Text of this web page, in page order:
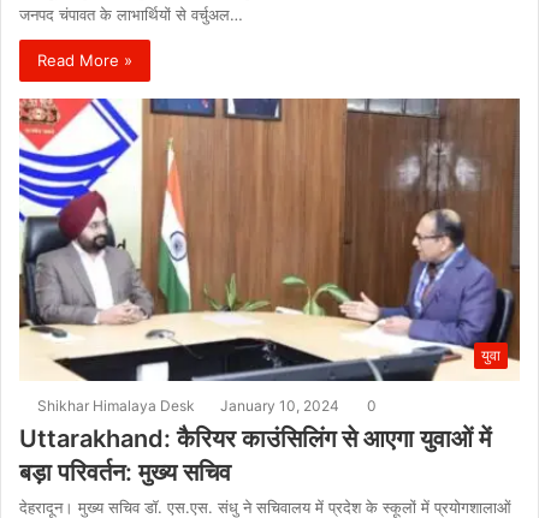
जनपद चंपावत के लाभार्थियों से वर्चुअल…
Read More »
युवा
Shikhar Himalaya Desk January 10, 2024 0
Uttarakhand: कैरियर काउंसिलिंग से आएगा युवाओं में
बड़ा परिवर्तन: मुख्य सचिव
देहरादून। मुख्य सचिव डॉ. एस.एस. संधु ने सचिवालय में प्रदेश के स्कूलों में प्रयोगशालाओं